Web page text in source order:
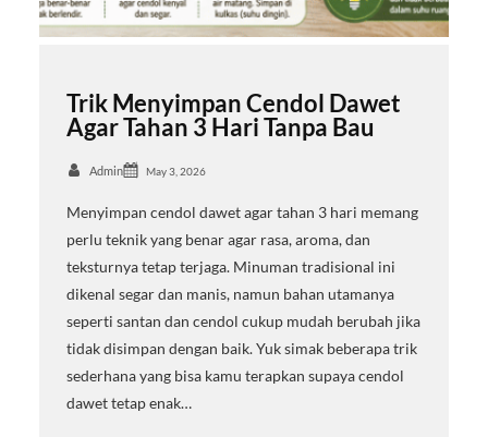
Trik Menyimpan Cendol Dawet
Agar Tahan 3 Hari Tanpa Bau
Admin May 3, 2026
Menyimpan cendol dawet agar tahan 3 hari memang
perlu teknik yang benar agar rasa, aroma, dan
teksturnya tetap terjaga. Minuman tradisional ini
dikenal segar dan manis, namun bahan utamanya
seperti santan dan cendol cukup mudah berubah jika
tidak disimpan dengan baik. Yuk simak beberapa trik
sederhana yang bisa kamu terapkan supaya cendol
dawet tetap enak…